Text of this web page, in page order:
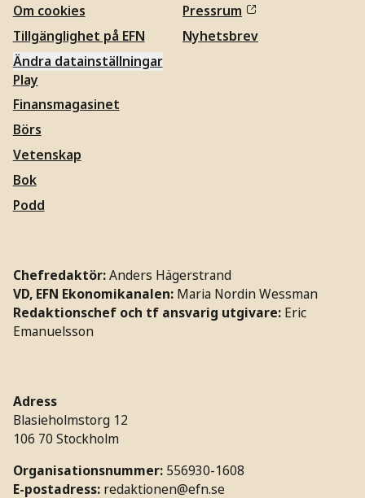
Om cookies
Tillgänglighet på EFN
Ändra datainställningar
Pressrum
Nyhetsbrev
Play
Finansmagasinet
Börs
Vetenskap
Bok
Podd
Chefredaktör:Anders Hägerstrand
VD, EFN Ekonomikanalen: Maria Nordin Wessman
Redaktionschef och tf ansvarig utgivare: Eric
Emanuelsson
Adress
Blasieholmstorg 12
106 70 Stockholm
Organisationsnummer: 556930-1608
E-postadress: redaktionen@efn.se